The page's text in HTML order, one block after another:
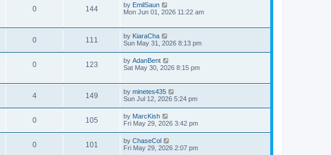
0 144 by EmilSaun
Mon Jun 01, 2026 11:22 am
0 111 by KiaraCha
Sun May 31, 2026 8:13 pm
0 123 by AdanBent
Sat May 30, 2026 8:15 pm
4 149 by minetes435
Sun Jul 12, 2026 5:24 pm
0 105 by MarcKish
Fri May 29, 2026 3:42 pm
0 101 by ChaseCol
Fri May 29, 2026 2:07 pm